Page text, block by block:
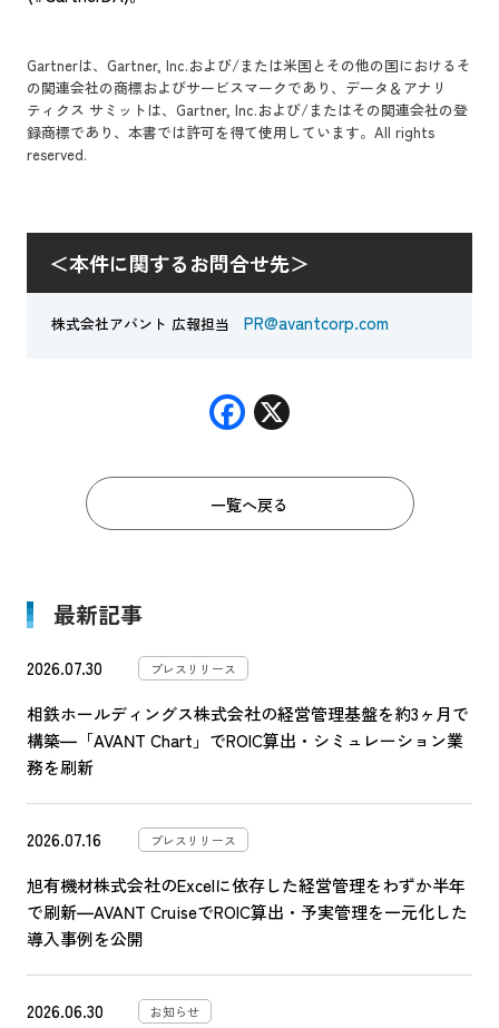
Gartnerは、Gartner, Inc.および/または米国とその他の国におけるそ
の関連会社の商標およびサービスマークであり、データ＆アナリ
ティクス サミットは、Gartner, Inc.および/またはその関連会社の登
録商標であり、本書では許可を得て使用しています。All rights
reserved.
＜本件に関するお問合せ先＞
株式会社アバント 広報担当 PR@avantcorp.com
F
ac
e
b
一覧へ戻る
最新記事
2026.07.30 プレスリリース
相鉄ホールディングス株式会社の経営管理基盤を約3ヶ月で
構築―「AVANT Chart」でROIC算出・シミュレーション業
務を刷新
2026.07.16 プレスリリース
旭有機材株式会社のExcelに依存した経営管理をわずか半年
で刷新―AVANT CruiseでROIC算出・予実管理を一元化した
導入事例を公開
2026.06.30 お知らせ